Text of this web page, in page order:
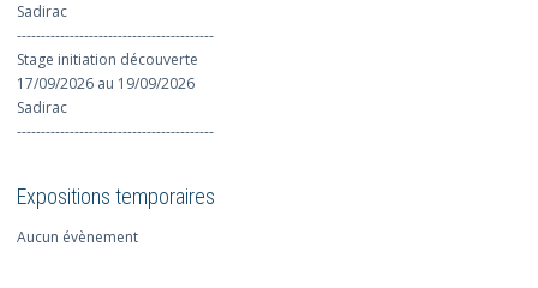
Sadirac
-----------------------------------------
Stage initiation découverte
17/09/2026 au 19/09/2026
Sadirac
-----------------------------------------
Expositions temporaires
Aucun évènement